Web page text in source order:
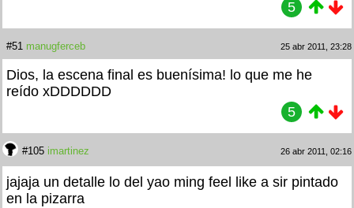
5
#51 manugferceb 25 abr 2011, 23:28
Dios, la escena final es buenísima! lo que me he
reído xDDDDDD
5
#105 imartinez 26 abr 2011, 02:16
jajaja un detalle lo del yao ming feel like a sir pintado
en la pizarra